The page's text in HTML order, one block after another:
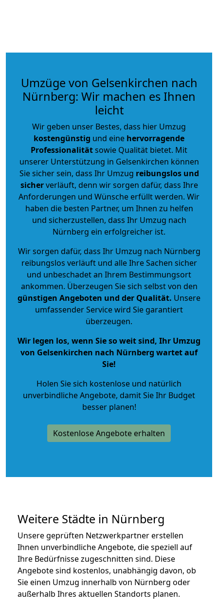
Umzüge von Gelsenkirchen nach
Nürnberg: Wir machen es Ihnen
leicht
Wir geben unser Bestes, dass hier Umzug
kostengünstig und eine hervorragende
Professionalitätsowie Qualität bietet. Mit
unserer Unterstützung in Gelsenkirchen können
Sie sicher sein, dass Ihr Umzug reibungslos und
sicherverläuft, denn wir sorgen dafür, dass Ihre
Anforderungen und Wünsche erfüllt werden. Wir
haben die besten Partner, um Ihnen zu helfen
und sicherzustellen, dass Ihr Umzug nach
Nürnberg ein erfolgreicher ist.
Wir sorgen dafür, dass Ihr Umzug nach Nürnberg
reibungslos verläuft und alle Ihre Sachen sicher
und unbeschadet an Ihrem Bestimmungsort
ankommen. Überzeugen Sie sich selbst von den
günstigen Angeboten und der Qualität. Unsere
umfassender Service wird Sie garantiert
überzeugen.
Wir legen los, wenn Sie so weit sind, Ihr Umzug
von Gelsenkirchen nach Nürnberg wartet auf
Sie!
Holen Sie sich kostenlose und natürlich
unverbindliche Angebote, damit Sie Ihr Budget
besser planen!
Kostenlose Angebote erhalten
Weitere Städte in Nürnberg
Unsere geprüften Netzwerkpartner erstellen
Ihnen unverbindliche Angebote, die speziell auf
Ihre Bedürfnisse zugeschnitten sind. Diese
Angebote sind kostenlos, unabhängig davon, ob
Sie einen Umzug innerhalb von Nürnberg oder
außerhalb Ihres aktuellen Standorts planen.